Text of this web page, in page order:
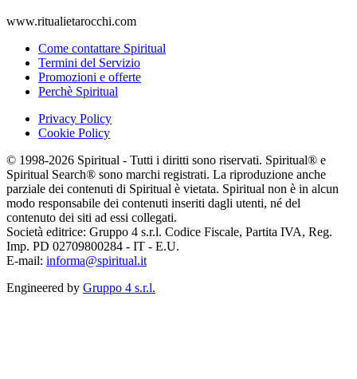
www.ritualietarocchi.com
Come contattare Spiritual
Termini del Servizio
Promozioni e offerte
Perchè Spiritual
Privacy Policy
Cookie Policy
© 1998-2026 Spiritual - Tutti i diritti sono riservati. Spiritual® e
Spiritual Search® sono marchi registrati. La riproduzione anche
parziale dei contenuti di Spiritual è vietata. Spiritual non è in alcun
modo responsabile dei contenuti inseriti dagli utenti, né del
contenuto dei siti ad essi collegati.
Società editrice: Gruppo 4 s.r.l. Codice Fiscale, Partita IVA, Reg.
Imp. PD 02709800284 - IT - E.U.
E-mail: informa@spiritual.it
Engineered by Gruppo 4 s.r.l.